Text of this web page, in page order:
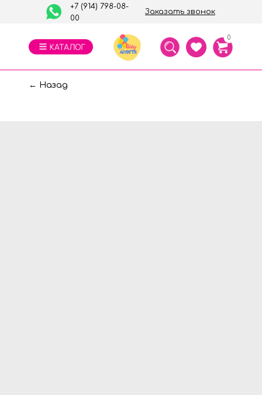
Заказать звонок
+7 (914) 798-08-
00
0
← Назад